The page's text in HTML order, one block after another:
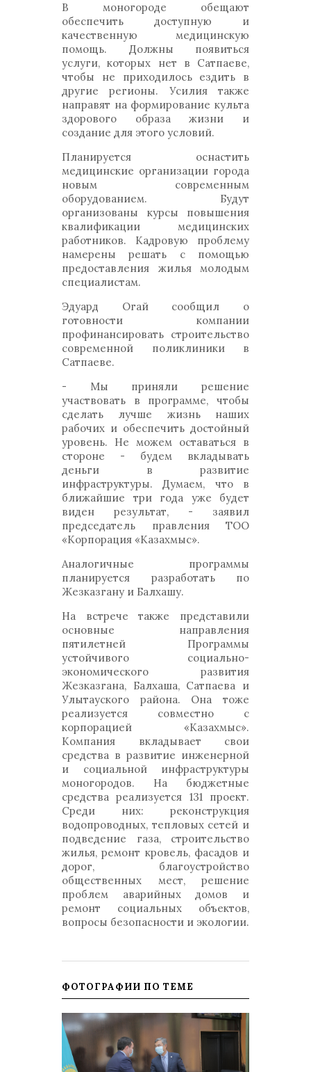
В моногороде обещают
обеспечить доступную и
качественную медицинскую
помощь. Должны появиться
услуги, которых нет в Сатпаеве,
чтобы не приходилось ездить в
другие регионы. Усилия также
направят на формирование культа
здорового образа жизни и
создание для этого условий.
Планируется оснастить
медицинские организации города
новым современным
оборудованием. Будут
организованы курсы повышения
квалификации медицинских
работников. Кадровую проблему
намерены решать с помощью
предоставления жилья молодым
специалистам.
Эдуард Огай сообщил о
готовности компании
профинансировать строительство
современной поликлиники в
Сатпаеве.
- Мы приняли решение
участвовать в программе, чтобы
сделать лучше жизнь наших
рабочих и обеспечить достойный
уровень. Не можем оставаться в
стороне - будем вкладывать
деньги в развитие
инфраструктуры. Думаем, что в
ближайшие три года уже будет
виден результат, - заявил
председатель правления ТОО
«Корпорация «Казахмыс».
Аналогичные программы
планируется разработать по
Жезказгану и Балхашу.
На встрече также представили
основные направления
пятилетней Программы
устойчивого социально-
экономического развития
Жезказгана, Балхаша, Сатпаева и
Улытауского района. Она тоже
реализуется совместно с
корпорацией «Казахмыс».
Компания вкладывает свои
средства в развитие инженерной
и социальной инфраструктуры
моногородов. На бюджетные
средства реализуется 131 проект.
Среди них: реконструкция
водопроводных, тепловых сетей и
подведение газа, строительство
жилья, ремонт кровель, фасадов и
дорог, благоустройство
общественных мест, решение
проблем аварийных домов и
ремонт социальных объектов,
вопросы безопасности и экологии.
ФОТОГРАФИИ ПО ТЕМЕ